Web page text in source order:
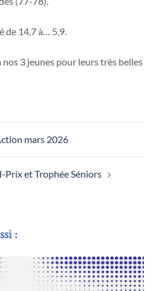
de 14,7 à… 5,9.
3 jeunes pour leurs très belles
mars 2026
Prix et Trophée Séniors
: